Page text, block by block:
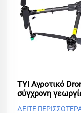
ΤΥΙ Αγροτικό
σύγχρονη
ΔΕΙΤΕ